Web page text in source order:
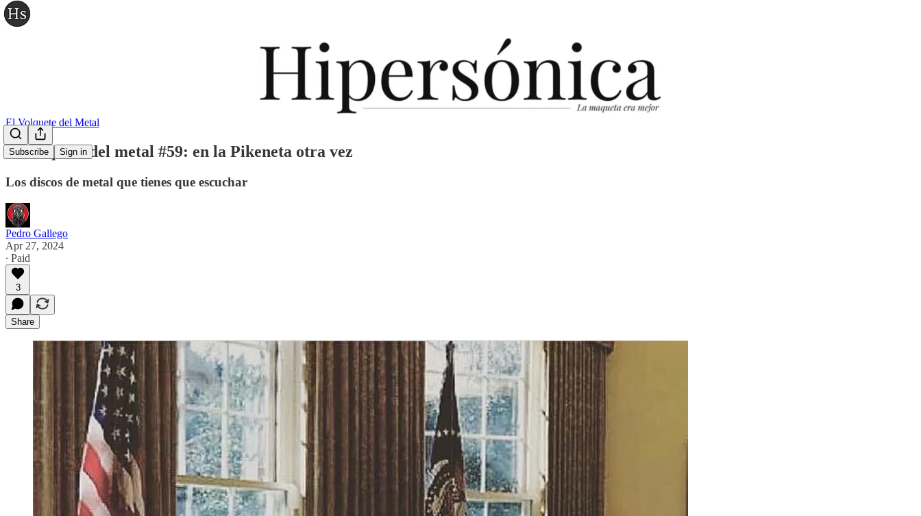
Subscribe Sign in
El Volquete del Metal
El volquete del metal #59: en la Pikeneta otra vez
Los discos de metal que tienes que escuchar
Pedro Gallego
Apr 27, 2024
∙ Paid
3
Share